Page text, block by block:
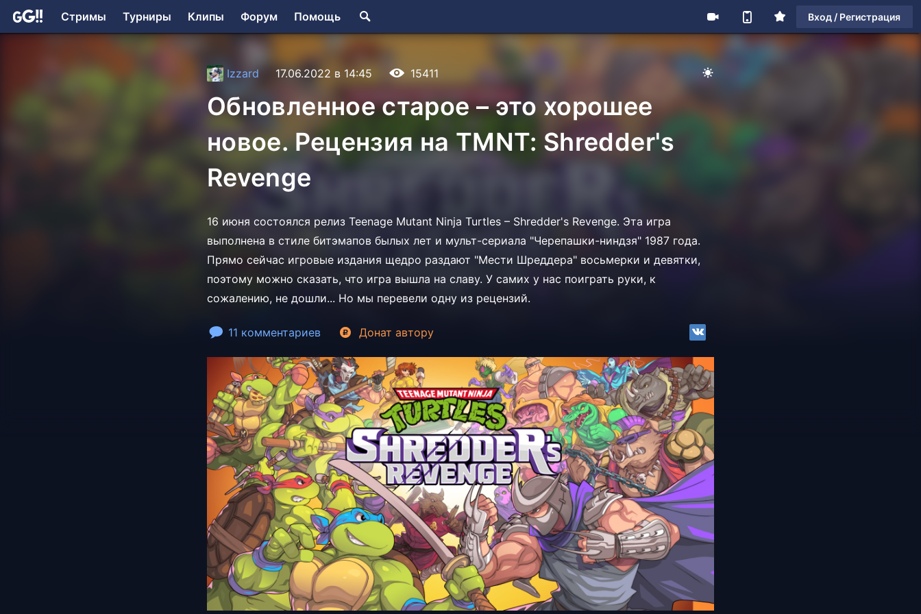
Стримы Турниры Клипы Форум Помощь Вход / Регистрация
Izzard 17.06.2022 в 14:45 15411
Обновленное старое – это хорошее
новое. Рецензия на TMNT: Shredder's
Revenge
16 июня состоялся релиз Teenage Mutant Ninja Turtles – Shredder's Revenge. Эта игра
выполнена в стиле битэмапов былых лет и мульт-сериала "Черепашки-ниндзя" 1987 года.
Прямо сейчас игровые издания щедро раздают "Мести Шреддера" восьмерки и девятки,
поэтому можно сказать, что игра вышла на славу. У самих у нас поиграть руки, к
сожалению, не дошли... Но мы перевели одну из рецензий.
11 комментариев Донат автору